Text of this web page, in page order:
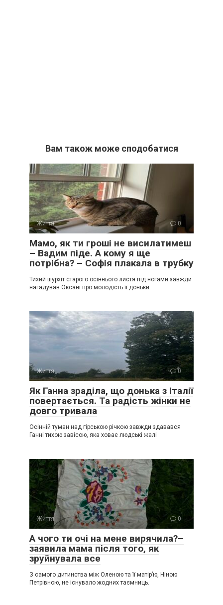
Вам також може сподобатися
Життя 0
Мамо, як ти гроші не висилатимеш
– Вадим піде. А кому я ще
потрібна? – Софія плакала в трубку
Тихий шурхіт старого осіннього листя під ногами завжди
нагадував Оксані про молодість її доньки.
Життя 0
Як Ганна зраділа, що донька з Італії
повертається. Та радість жінки не
довго тривала
Осінній туман над гірською річкою завжди здавався
Ганні тихою завісою, яка ховає людські жалі
Життя 0
А чого ти очі на мене вирячила?–
заявила мама після того, як
зруйнувала все
З самого дитинства між Оленою та її матір’ю, Ніною
Петрівною, не існувало жодних таємниць.